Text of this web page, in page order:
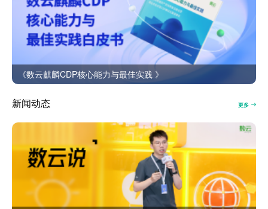
《数云麒麟CDP核心能力与最佳实践 》
新闻动态 更多